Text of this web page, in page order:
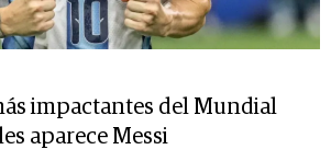
impactantes del Mundial
aparece Messi